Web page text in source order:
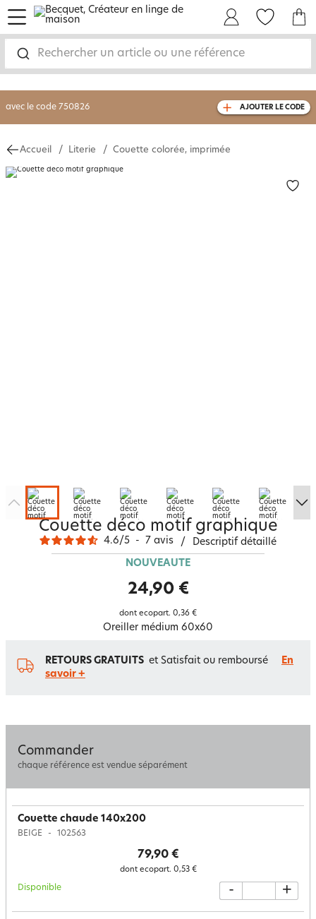
Rechercher un article ou une référence
menu
-30% sur votre commandedès 2 articles
livraison GRATUITEdès 110€ d'achat
avec le code 750826 AJOUTER LE CODE
Accueil Literie Couette colorée, imprimée
Couette déco motif graphique
4.6/5 - 7 avis / Descriptif détaillé
NOUVEAUTÉ
24,90 €
dont ecopart. 0,36 €
Oreiller médium 60x60
RETOURS GRATUITS et Satisfait ou remboursé
En
savoir +
Commander
chaque référence est vendue séparément
Couette chaude 140x200
BEIGE 102563
79,90 €
dont ecopart. 0,53 €
Disponible - +